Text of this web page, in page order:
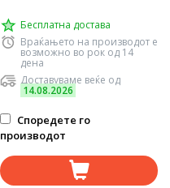
Бесплатна достава
Враќањето на производот е
возможно во рок од 14
дена
Доставуваме веќе од
14.08.2026
Споредете го
производот